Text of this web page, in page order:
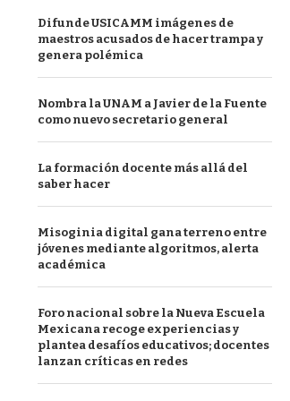
Difunde USICAMM imágenes de
maestros acusados de hacer trampa y
genera polémica
Nombra la UNAM a Javier de la Fuente
como nuevo secretario general
La formación docente más allá del
saber hacer
Misoginia digital gana terreno entre
jóvenes mediante algoritmos, alerta
académica
Foro nacional sobre la Nueva Escuela
Mexicana recoge experiencias y
plantea desafíos educativos; docentes
lanzan críticas en redes